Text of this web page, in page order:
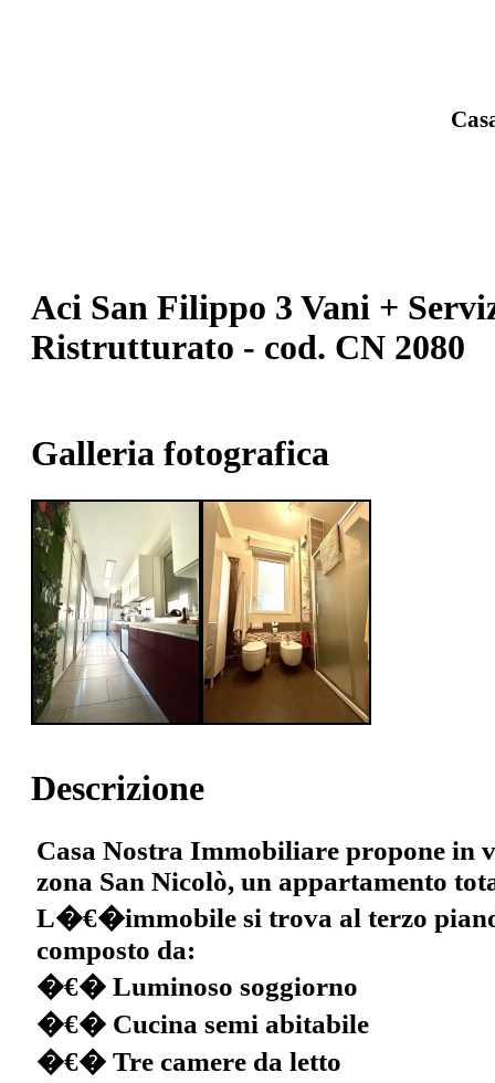
Aci San Filippo 3 Vani +
Ristrutturato - cod. CN 2080
Galleria fotografica
Descrizione
Casa Nostra Immobiliare propone in
zona San Nicolò, un appartamento
L�€�immobile si trova al terzo piano
composto da:
�€� Luminoso soggiorno
�€� Cucina semi abitabile
�€� Tre camere da letto